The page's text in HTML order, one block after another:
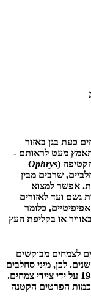
כעת בגן באזור
מעט לראותם -
(
Ophrys
שרבים מבין
אפשר למצוא
גשם ועד לאזורים
כלומר
או בקליפת העץ
לצמחים מבוקשים
לכן, מיני סחלבים
נדירים הובאו לידי סכנת הכחדה במהלך המאה ה-19 על ידי ציידי צמחים.
כמות הפרטים הקטנה